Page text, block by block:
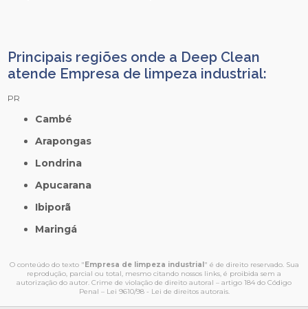
Principais regiões onde a Deep Clean
atende Empresa de limpeza industrial:
PR
Cambé
Arapongas
Londrina
Apucarana
Ibiporã
Maringá
O conteúdo do texto "Empresa de limpeza industrial" é de direito reservado. Sua
reprodução, parcial ou total, mesmo citando nossos links, é proibida sem a
autorização do autor. Crime de violação de direito autoral – artigo 184 do Código
Penal – Lei 9610/98 - Lei de direitos autorais.